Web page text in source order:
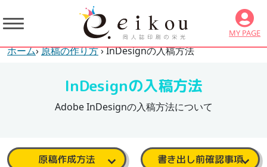
MY PAGE
ホーム›原稿の作り方› InDesignの入稿方法
InDesignの入稿方法
Adobe InDesignの入稿方法について
原稿作成方法
書き出し前確認事項